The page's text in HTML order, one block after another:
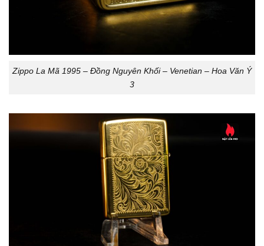
Zippo La Mã 1995 – Đồng Nguyên Khối – Venetian – Hoa Văn Ý
3